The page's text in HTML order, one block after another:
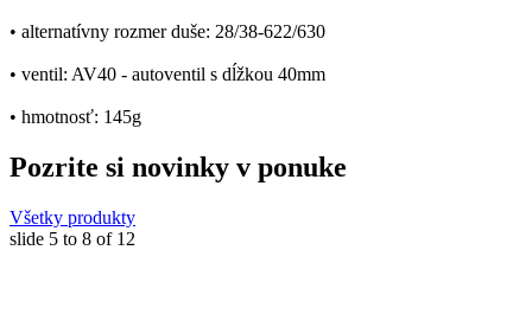
• alternatívny rozmer duše: 28/38-622/630
• ventil: AV40 - autoventil s dĺžkou 40mm
• hmotnosť: 145g
Pozrite si novinky v ponuke
Všetky produkty
slide 5 to 8 of 12